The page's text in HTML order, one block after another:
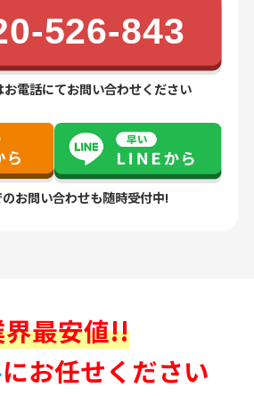
526-843
お電話にてお問い合わせください
お問い合わせも随時受付中!
界最安値!!
にお任せください